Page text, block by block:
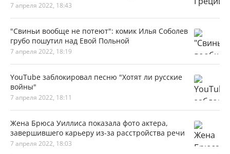
7 апреля 2022, 18:43
"Свиньи вообще не потеют": комик Илья Соболев
грубо пошутил над Евой Польной
7 апреля 2022, 18:19
YouTube заблокировал песню "Хотят ли русские
войны"
7 апреля 2022, 18:11
Жена Брюса Уиллиса показала фото актера,
завершившего карьеру из-за расстройства речи
7 апреля 2022, 18:03